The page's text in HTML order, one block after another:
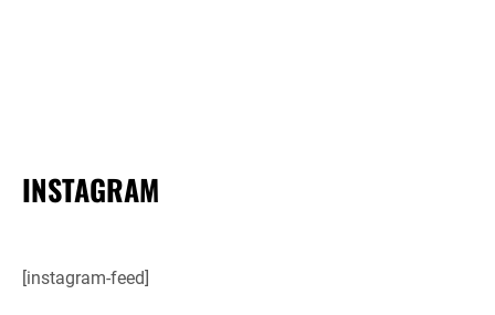
INSTAGRAM
[instagram-feed]